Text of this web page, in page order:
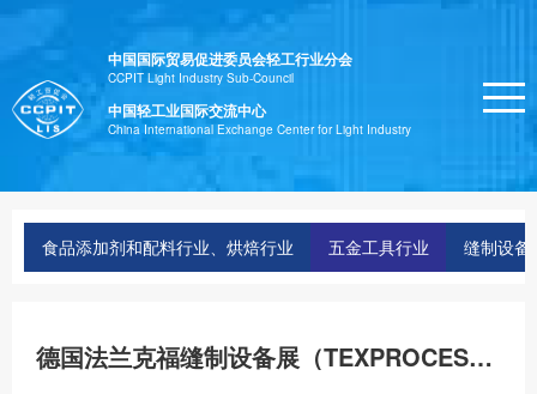
中国国际贸易促进委员会轻工行业分会
CCPIT Light Industry Sub-Council
中国轻工业国际交流中心
China International Exchange Center for Light Industry
食品添加剂和配料行业、烘焙行业 五金工具行业 缝制设备
德国法兰克福缝制设备展（TEXPROCESS）